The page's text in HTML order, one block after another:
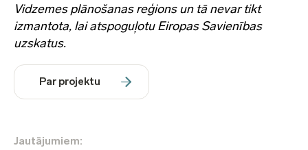
Vidzemes plānošanas reģions un tā nevar tikt
izmantota, lai atspoguļotu Eiropas Savienības
uzskatus.
Par projektu
Jautājumiem: